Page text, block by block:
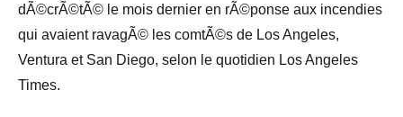
dÃ©crÃ©tÃ© le mois dernier en rÃ©ponse aux incendies
qui avaient ravagÃ© les comtÃ©s de Los Angeles,
Ventura et San Diego, selon le quotidien Los Angeles
Times.